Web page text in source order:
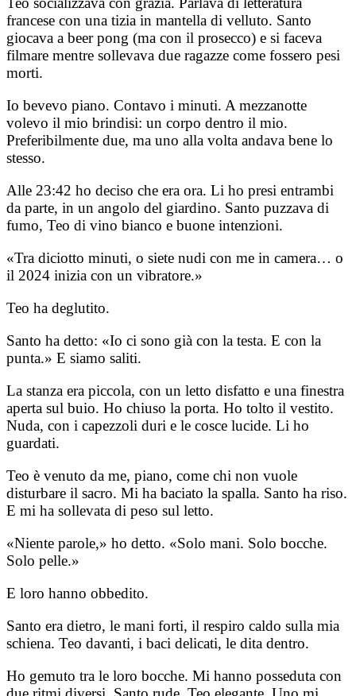
francese con una tizia in mantella di velluto. Santo
giocava a beer pong (ma con il prosecco) e si faceva
filmare mentre sollevava due ragazze come fossero pesi
morti.
Io bevevo piano. Contavo i minuti. A mezzanotte
volevo il mio brindisi: un corpo dentro il mio.
Preferibilmente due, ma uno alla volta andava bene lo
stesso.
Alle 23:42 ho deciso che era ora. Li ho presi entrambi
da parte, in un angolo del giardino. Santo puzzava di
fumo, Teo di vino bianco e buone intenzioni.
«Tra diciotto minuti, o siete nudi con me in camera… o
il 2024 inizia con un vibratore.»
Teo ha deglutito.
Santo ha detto: «Io ci sono già con la testa. E con la
punta.» E siamo saliti.
La stanza era piccola, con un letto disfatto e una finestra
aperta sul buio. Ho chiuso la porta. Ho tolto il vestito.
Nuda, con i capezzoli duri e le cosce lucide. Li ho
guardati.
Teo è venuto da me, piano, come chi non vuole
disturbare il sacro. Mi ha baciato la spalla. Santo ha riso.
E mi ha sollevata di peso sul letto.
«Niente parole,» ho detto. «Solo mani. Solo bocche.
Solo pelle.»
E loro hanno obbedito.
Santo era dietro, le mani forti, il respiro caldo sulla mia
schiena. Teo davanti, i baci delicati, le dita dentro.
Ho gemuto tra le loro bocche. Mi hanno posseduta con